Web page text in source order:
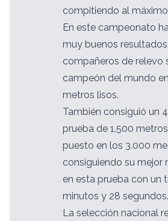
compitiendo al
En este campeonato
muy buenos
compañeros de relevo
campeón del mundo
metros lisos.
También consiguió un
prueba de 1.500
puesto en los 3.000
consiguiendo su mejor
en esta prueba con un
minutos y 28 segundos.
La selección nacional